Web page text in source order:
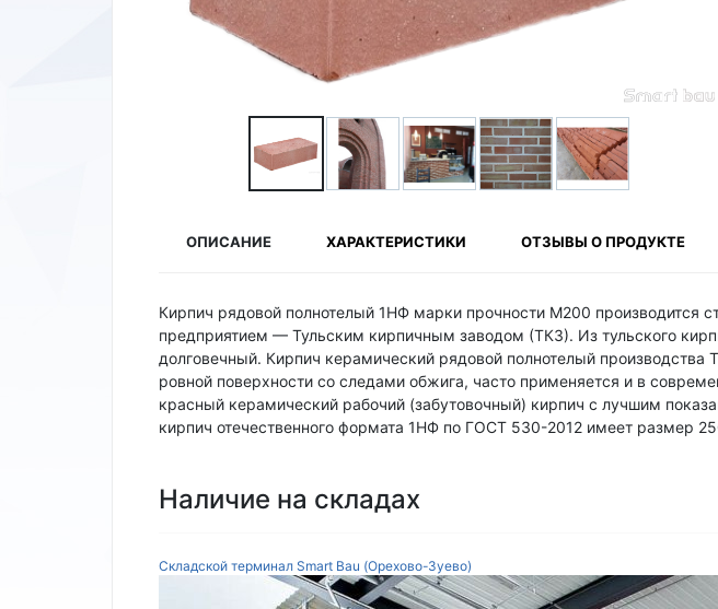
ОПИСАНИЕ ХАРАКТЕРИСТИКИ ОТЗЫВЫ О ПРОДУКТЕ
Кирпич рядовой полнотелый 1НФ марки прочности М200 производится
предприятием — Тульским кирпичным заводом (ТКЗ). Из тульского
долговечный. Кирпич керамический рядовой полнотелый производства
ровной поверхности со следами обжига, часто применяется и в
красный керамический рабочий (забутовочный) кирпич с лучшим
кирпич отечественного формата 1НФ по ГОСТ 530-2012 имеет размер
Наличие на складах
Складской терминал Smart Bau (Орехово-Зуево)